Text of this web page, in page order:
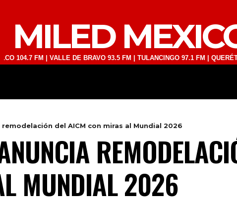
MILED
FM | VALLE DE BRAVO 93.5 FM | TULANCINGO 97.1 FM |
del AICM con miras al Mundial 2026
MUNDIAL 2026